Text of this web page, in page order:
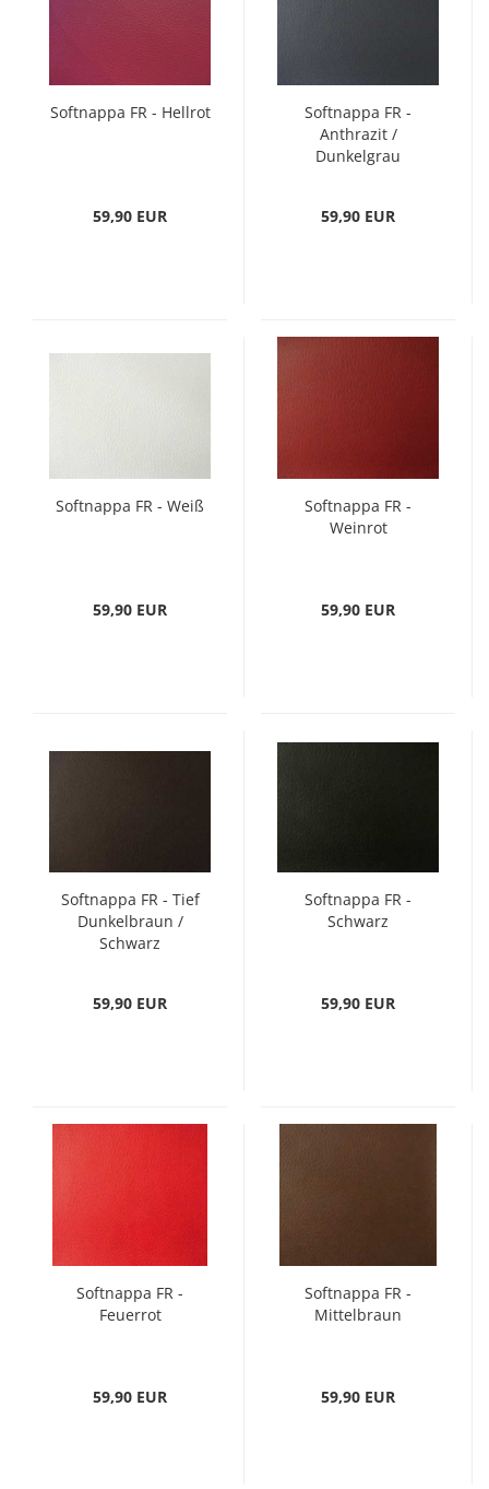
Softnappa FR - Hellrot
59,90 EUR
Softnappa FR -
Anthrazit /
Dunkelgrau
59,90 EUR
Softnappa FR - Weiß
59,90 EUR
Softnappa FR -
Weinrot
59,90 EUR
Softnappa FR - Tief
Dunkelbraun /
Schwarz
59,90 EUR
Softnappa FR -
Schwarz
59,90 EUR
Softnappa FR -
Feuerrot
59,90 EUR
Softnappa FR -
Mittelbraun
59,90 EUR